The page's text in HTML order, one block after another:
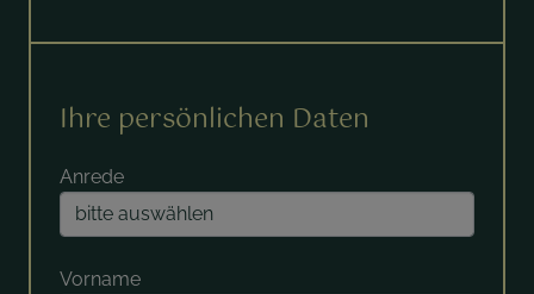
Ihre persönlichen Daten
Anrede
Vorname